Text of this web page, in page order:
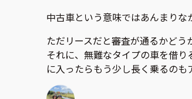
中古車という意味ではあんまりな
ただリースだと審査が通るかどう
それに、無難なタイプの車を借り
に入ったらもう少し長く乗るのも